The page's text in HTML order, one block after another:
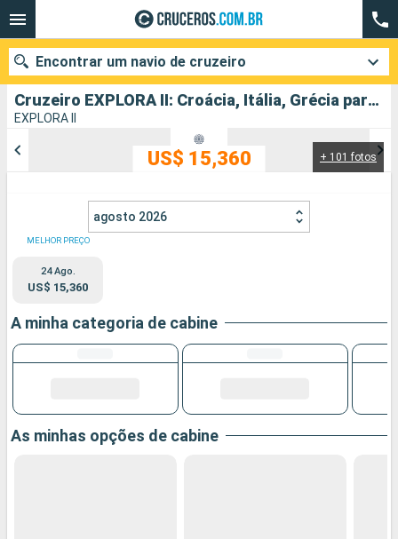
Cruzeiro EXPLORA II: Croácia, Itália, Grécia partindo de Pireu (Atenas)
EXPLORA II
+ 101 fotos
US$ 15,360
agosto 2026
MELHOR PREÇO
24 Ago.
US$ 15,360
A minha categoria de cabine
As minhas opções de cabine
Encontrar um navio de cruzeiro
Data de partida
Cidades